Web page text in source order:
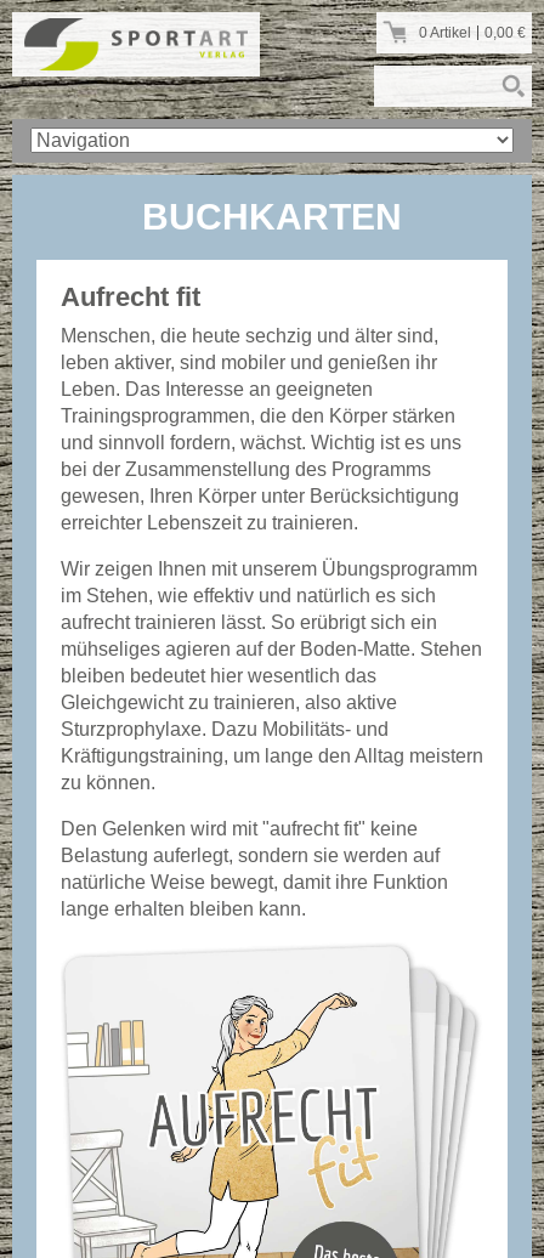
0 Artikel 0,00 €
BUCHKARTEN
Aufrecht fit
Menschen, die heute sechzig und älter sind,
leben aktiver, sind mobiler und genießen ihr
Leben. Das Interesse an geeigneten
Trainingsprogrammen, die den Körper stärken
und sinnvoll fordern, wächst. Wichtig ist es uns
bei der Zusammenstellung des Programms
gewesen, Ihren Körper unter Berücksichtigung
erreichter Lebenszeit zu trainieren.
Wir zeigen Ihnen mit unserem Übungsprogramm
im Stehen, wie effektiv und natürlich es sich
aufrecht trainieren lässt. So erübrigt sich ein
mühseliges agieren auf der Boden-Matte. Stehen
bleiben bedeutet hier wesentlich das
Gleichgewicht zu trainieren, also aktive
Sturzprophylaxe. Dazu Mobilitäts- und
Kräftigungstraining, um lange den Alltag meistern
zu können.
Den Gelenken wird mit "aufrecht fit" keine
Belastung auferlegt, sondern sie werden auf
natürliche Weise bewegt, damit ihre Funktion
lange erhalten bleiben kann.